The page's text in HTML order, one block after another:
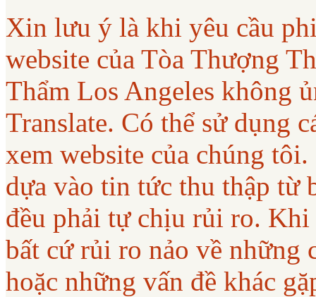
Xin lưu ý là khi yêu cầu
website của Tòa Thượng
Thẩm Los Angeles không
Translate. Có thể sử dụng
xem website của chúng
dựa vào tin tức thu thập từ
đều phải tự chịu rủi ro.
bất cứ rủi ro nảo về những
hoặc những vấn đề khác